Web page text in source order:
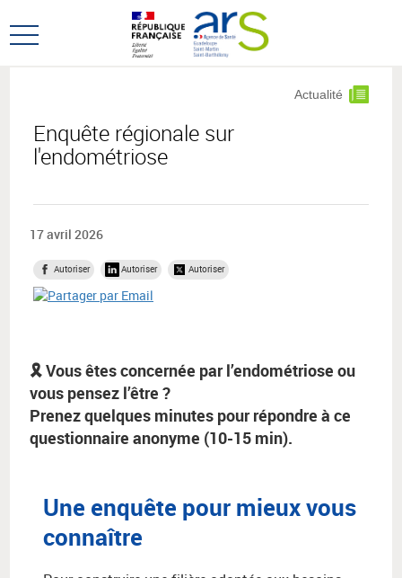
au
menu
au
contenu
Ouvrir
Enquête régionale sur
l'endométriose
Actualité
17 avril 2026
Autoriser Autoriser Autoriser
🎗️ Vous êtes concernée par l’endométriose ou
vous pensez l’être ?
Prenez quelques minutes pour répondre à ce
questionnaire anonyme (10-15 min).
Une enquête pour mieux vous
connaître